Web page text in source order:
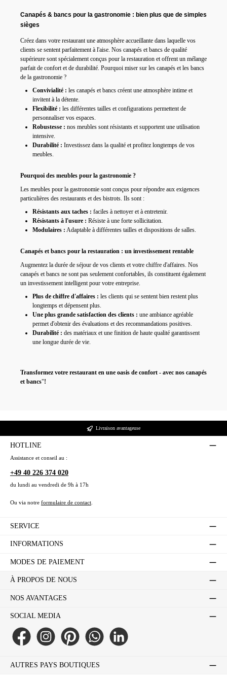
Canapés & bancs pour la gastronomie : bien plus que de simples
sièges
Créez dans votre restaurant une atmosphère accueillante dans laquelle vos
clients se sentent parfaitement à l'aise. Nos canapés et bancs de qualité
supérieure sont spécialement conçus pour la restauration et offrent un mélange
parfait de confort et de durabilité. Pourquoi miser sur les canapés et les bancs
de la gastronomie ?
Convivialité : les canapés et bancs créent une atmosphère intime et
invitent à la détente.
Flexibilité : les différentes tailles et configurations permettent de
personnaliser vos espaces.
Robustesse : nos meubles sont résistants et supportent une utilisation
intensive.
Durabilité : Investissez dans la qualité et profitez longtemps de vos
meubles.
Pourquoi des meubles pour la gastronomie ?
Les meubles pour la gastronomie sont conçus pour répondre aux exigences
particulières des restaurants et des bistrots. Ils sont :
Résistants aux taches : faciles à nettoyer et à entretenir.
Résistants à l'usure : Résiste à une forte sollicitation.
Modulaires : Adaptable à différentes tailles et dispositions de salles.
Canapés et bancs pour la restauration : un investissement rentable
Augmentez la durée de séjour de vos clients et votre chiffre d'affaires. Nos
canapés et bancs ne sont pas seulement confortables, ils constituent également
un investissement intelligent pour votre entreprise.
Plus de chiffre d'affaires : les clients qui se sentent bien restent plus
longtemps et dépensent plus.
Une plus grande satisfaction des clients : une ambiance agréable
permet d'obtenir des évaluations et des recommandations positives.
Durabilité : des matériaux et une finition de haute qualité garantissent
une longue durée de vie.
Transformez votre restaurant en une oasis de confort - avec nos canapés
et bancs"!
Livraison avantageuse
HOTLINE
Assistance et conseil au :
+49 40 226 374 020
du lundi au vendredi de 9h à 17h
Ou via notre formulaire de contact.
SERVICE
INFORMATIONS
MODES DE PAIEMENT
À PROPOS DE NOUS
NOS AVANTAGES
SOCIAL MEDIA
Facebook Instagram Pinterest WhatsApp LinkedIn
AUTRES PAYS BOUTIQUES